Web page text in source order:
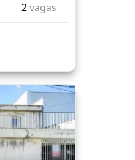
2vagas